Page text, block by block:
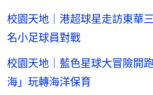
校園天地｜港超球星走訪東
名小足球員對戰
校園天地｜藍色星球大冒險開
海」玩轉海洋保育